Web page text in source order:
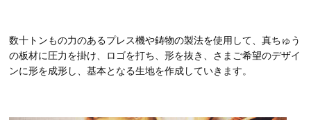
数十トンもの力のあるプレス機や鋳物の製法を使用して、真ちゅう
の板材に圧力を掛け、ロゴを打ち、形を抜き、さまご希望のデザイ
ンに形を成形し、基本となる生地を作成していきます。